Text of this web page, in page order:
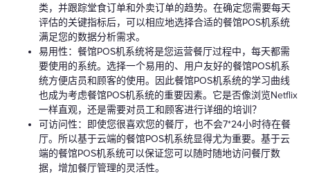
类，并跟踪堂食订单和外卖订单的趋势。在确定您需要每天
评估的关键指标后，可以相应地选择合适的餐馆POS机系统
满足您的数据分析需求。
易用性：餐馆POS机系统将是您运营餐厅过程中，每天都需
要使用的系统。选择一个易用的、用户友好的餐馆POS机系
统方便店员和顾客的使用。因此餐馆POS机系统的学习曲线
也成为考虑餐馆POS机系统的重要因素。它是否像浏览Netflix
一样直观，还是需要对员工和顾客进行详细的培训？
可访问性：即使您很喜欢您的餐厅，也不会7*24小时待在餐
厅。所以基于云端的餐馆POS机系统显得尤为重要。基于云
端的餐馆POS机系统可以保证您可以随时随地访问餐厅数
据，增加餐厅管理的灵活性。